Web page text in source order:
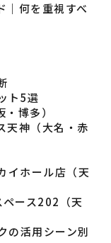
｜何を重視すべ
断
ト5選
博多）
神（大名・赤
ホール店（天
ース202（天
の活用シーン別